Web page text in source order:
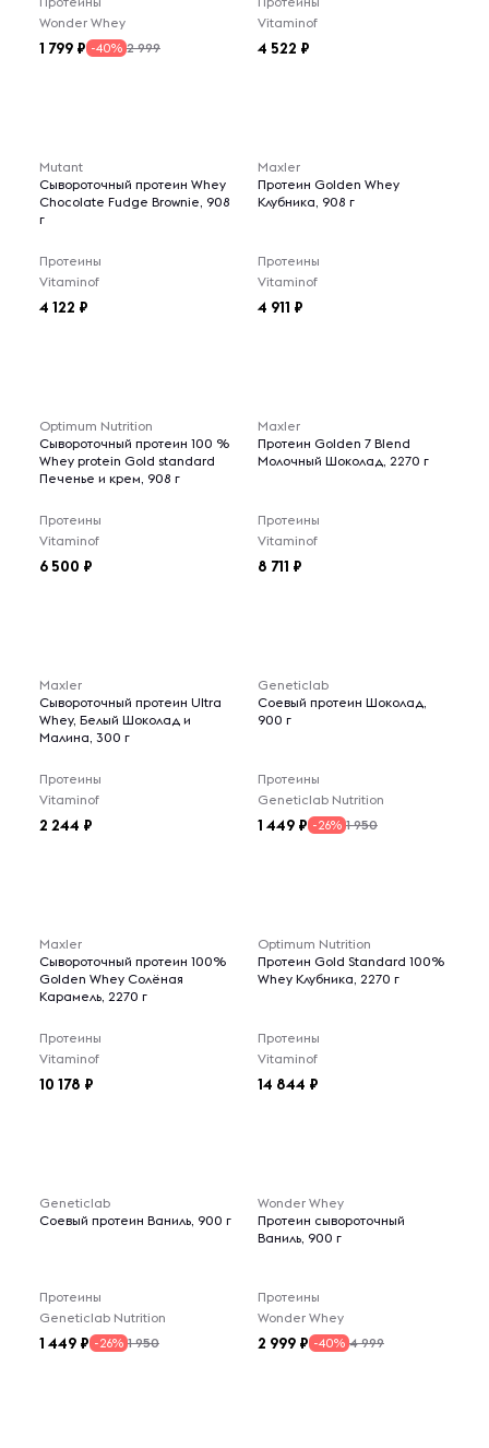
Wonder Whey
1 799 -40% 2 999
Vitaminof
4 522
Mutant
Сывороточный протеин Whey
Chocolate Fudge Brownie, 908
г
Протеины
Vitaminof
4 122
Maxler
Протеин Golden Whey
Клубника, 908 г
Протеины
Vitaminof
4 911
Optimum Nutrition
Сывороточный протеин 100 %
Whey protein Gold standard
Печенье и крем, 908 г
Протеины
Vitaminof
6 500
Maxler
Протеин Golden 7 Blend
Молочный Шоколад, 2270 г
Протеины
Vitaminof
8 711
Maxler
Сывороточный протеин Ultra
Whey, Белый Шоколад и
Малина, 300 г
Протеины
Vitaminof
2 244
Geneticlab
Соевый протеин Шоколад,
900 г
Протеины
Geneticlab Nutrition
1 449 -26% 1 950
Maxler
Сывороточный протеин 100%
Golden Whey Солёная
Карамель, 2270 г
Протеины
Vitaminof
10 178
Optimum Nutrition
Протеин Gold Standard 100%
Whey Клубника, 2270 г
Протеины
Vitaminof
14 844
Geneticlab
Соевый протеин Ваниль, 900 г
Протеины
Geneticlab Nutrition
1 449 -26% 1 950
Wonder Whey
Протеин сывороточный
Ваниль, 900 г
Протеины
Wonder Whey
2 999 -40% 4 999